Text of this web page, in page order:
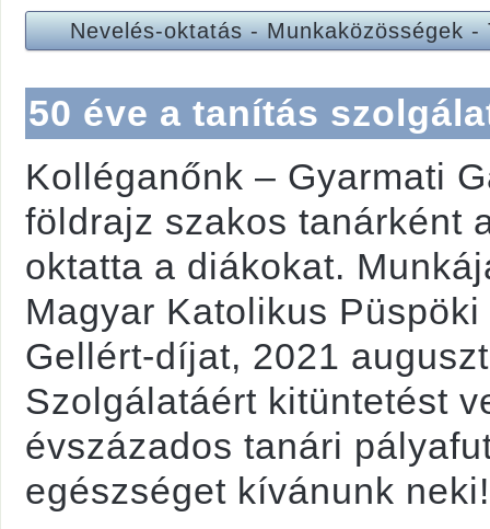
Nevelés-oktatás-Munkaközösségek-
50 éve a tanítás
Kolléganőnk – Gyarmati
földrajz szakos tanárként
oktatta a diákokat.
Magyar Katolikus
Gellért-díjat, 2021
Szolgálatáért kitüntetést
évszázados tanári
egészséget kívánunk neki!